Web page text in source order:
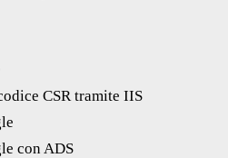
CSR tramite IIS
con ADS